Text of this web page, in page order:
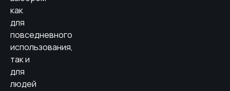
как
для
повседневного
использования,
так и
для
людей